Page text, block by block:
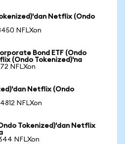
Netflix (Ondo
NFLXon
Bond ETF (Ondo
(Ondo Tokenized)'na
NFLXon
Netflix (Ondo
NFLXon
Tokenized)'dan Netflix
NFLXon